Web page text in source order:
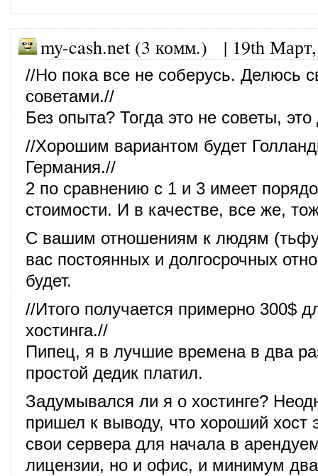
my-cash.net (3 комм.) | 19th
//Но пока все не соберусь. Делюсь
советами.//
Без опыта? Тогда это не советы,
//Хорошим вариантом будет
Германия.//
2 по сравнению с 1 и 3 имеет
стоимости. И в качестве, все же,
С вашим отношениям к людям
вас постоянных и долгосрочных
будет.
//Итого получается примерно 300$
хостинга.//
Пипец, я в лучшие времена в два
простой дедик платил.
Задумывался ли я о хостинге?
пришел к выводу, что хороший хост
свои сервера для начала в
лицензии, но и офис, и минимум два